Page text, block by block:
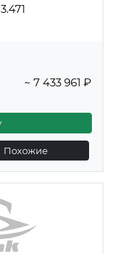
3.471
~ 7 433 961 ₽
Похожие